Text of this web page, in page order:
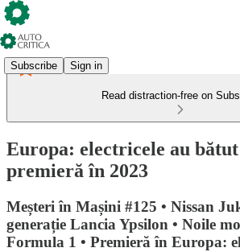
Subscribe Sign in
Read distraction-free on
Europa: electricele au
premieră în 2023
Meșteri în Mașini #125 • Nissan
generație Lancia Ypsilon • Noile
Formula 1 • Premieră în Europa: